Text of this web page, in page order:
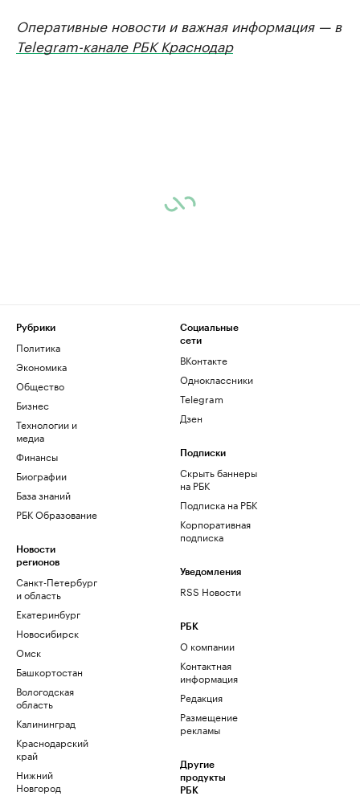
Оперативные новости и важная информация — в
Telegram-канале РБК Краснодар
Рубрики
Политика
Экономика
Общество
Бизнес
Технологии и
медиа
Финансы
Биографии
База знаний
РБК Образование
Новости
регионов
Санкт-Петербург
и область
Екатеринбург
Новосибирск
Омск
Башкортостан
Вологодская
область
Калининград
Краснодарский
край
Нижний
Новгород
Социальные
сети
ВКонтакте
Одноклассники
Telegram
Дзен
Подписки
Скрыть баннеры
на РБК
Подписка на РБК
Корпоративная
подписка
Уведомления
RSS Новости
РБК
О компании
Контактная
информация
Редакция
Размещение
рекламы
Другие
продукты
РБК